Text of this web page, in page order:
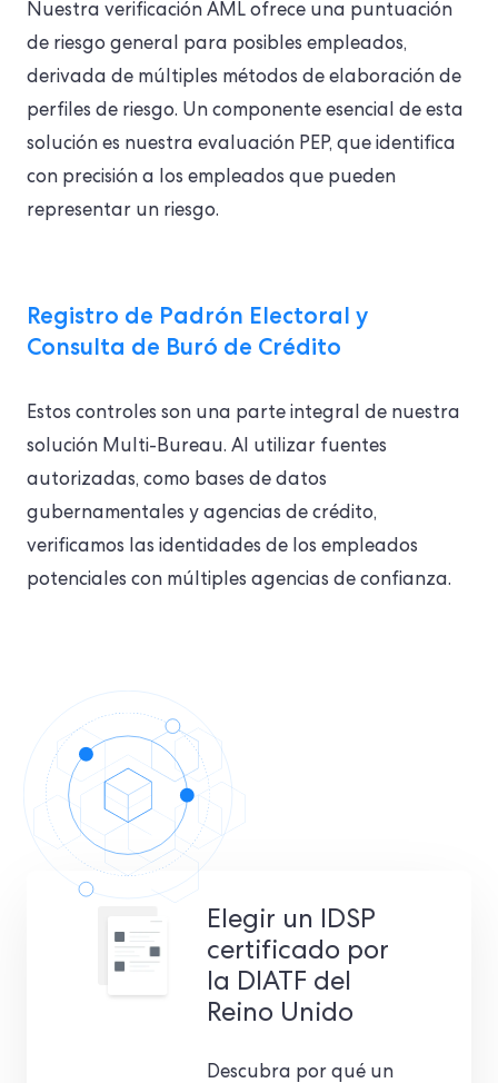
Nuestra verificación AML ofrece una puntuación
de riesgo general para posibles empleados,
derivada de múltiples métodos de elaboración de
perfiles de riesgo. Un componente esencial de esta
solución es nuestra evaluación PEP, que identifica
con precisión a los empleados que pueden
representar un riesgo.
Registro de Padrón Electoral y
Consulta de Buró de Crédito
Estos controles son una parte integral de nuestra
solución Multi-Bureau. Al utilizar fuentes
autorizadas, como bases de datos
gubernamentales y agencias de crédito,
verificamos las identidades de los empleados
potenciales con múltiples agencias de confianza.
Elegir un IDSP
certificado por
la DIATF del
Reino Unido
Descubra por qué un